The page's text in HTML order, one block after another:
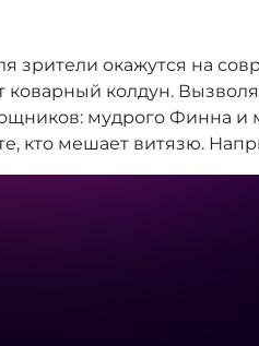
d
m
i
зрители окажутся на
коварный колдун.
мудрого Финна и
кто мешает витязю.